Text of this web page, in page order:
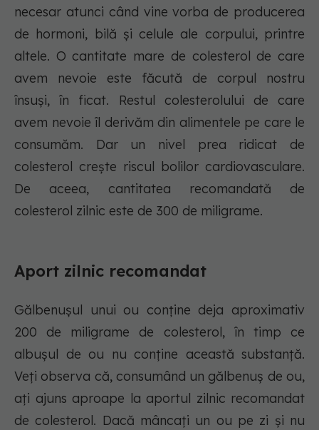
necesar atunci când vine vorba de producerea
de hormoni, bilă și celule ale corpului, printre
altele. O cantitate mare de colesterol de care
avem nevoie este făcută de corpul nostru
însuși, în ficat. Restul colesterolului de care
avem nevoie îl derivăm din alimentele pe care le
consumăm. Dar un nivel prea ridicat de
colesterol crește riscul bolilor cardiovasculare.
De aceea, cantitatea recomandată de
colesterol zilnic este de 300 de miligrame.
Aport zilnic recomandat
Gălbenușul unui ou conține deja aproximativ
200 de miligrame de colesterol, în timp ce
albușul de ou nu conține această substanță.
Veți observa că, consumând un gălbenuș de ou,
ați ajuns aproape la aportul zilnic recomandat
de colesterol. Dacă mâncați un ou pe zi și nu